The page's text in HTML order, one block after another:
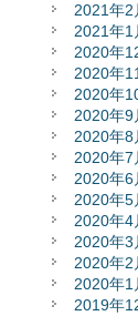
2021年2
2021年1
2020年
2020年
2020年
2020年9
2020年8
2020年7
2020年6
2020年5
2020年4
2020年3
2020年2
2020年1
2019年